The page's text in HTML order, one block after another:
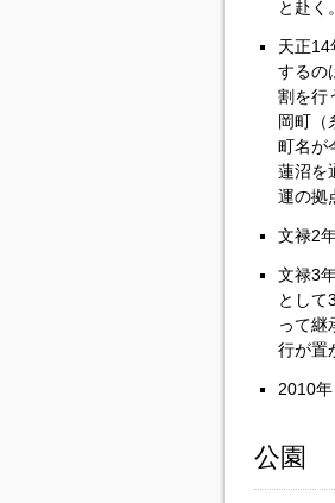
と赴く。
天正14
するの
割を行
岡町（
町名が
蓮沼を
運の拠
文禄2
文禄3
として
って継
行が置
2010
公園